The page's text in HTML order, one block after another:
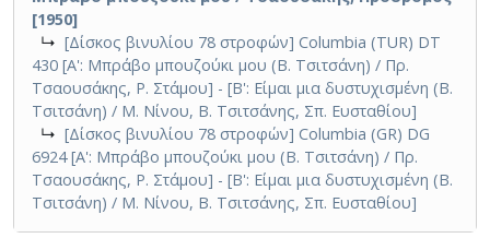
[1950]
↳ [Δίσκος βινυλίου 78 στροφών] Columbia (TUR) DT
430 [Α': Μπράβο μπουζούκι μου (Β. Τσιτσάνη) / Πρ.
Τσαουσάκης, Ρ. Στάμου] - [Β': Είμαι μια δυστυχισμένη (Β.
Τσιτσάνη) / Μ. Νίνου, Β. Τσιτσάνης, Σπ. Ευσταθίου]
↳ [Δίσκος βινυλίου 78 στροφών] Columbia (GR) DG
6924 [Α': Μπράβο μπουζούκι μου (Β. Τσιτσάνη) / Πρ.
Τσαουσάκης, Ρ. Στάμου] - [Β': Είμαι μια δυστυχισμένη (Β.
Τσιτσάνη) / Μ. Νίνου, Β. Τσιτσάνης, Σπ. Ευσταθίου]